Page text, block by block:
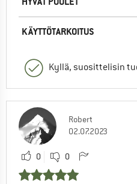
KÄYTTÖTARKOITUS
Kyllä, suosittelisin
Robert
02.07.2023
0 0